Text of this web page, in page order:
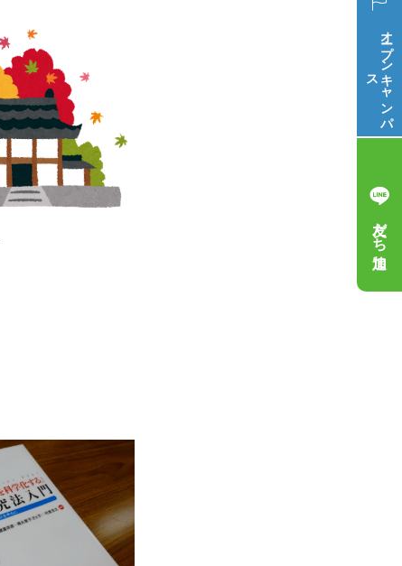
オープン
キ
ャ
ン
パ
ス
友だち追加